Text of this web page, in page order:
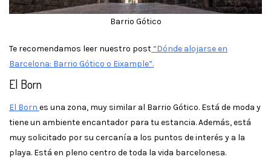
Barrio Gótico
Te recomendamos leer nuestro post “Dónde alojarse en
Barcelona: Barrio Gótico o Eixample”.
El Born
El Born es una zona, muy similar al Barrio Gótico. Está de moda y
tiene un ambiente encantador para tu estancia. Además, está
muy solicitado por su cercanía a los puntos de interés y a la
playa. Está en pleno centro de toda la vida barcelonesa.